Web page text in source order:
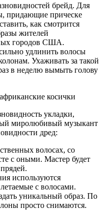
брейд. Для
придающие прическе
как смотрится
жителей
городов США.
удлинить волосы
Ухаживать за такой
в неделю вымыть голову
косички
укладки,
миролюбивый музыкант
дред:
волосах, со
с оными. Мастер будет
используются
с волосами.
уникальный образ. По
просто снимаются.